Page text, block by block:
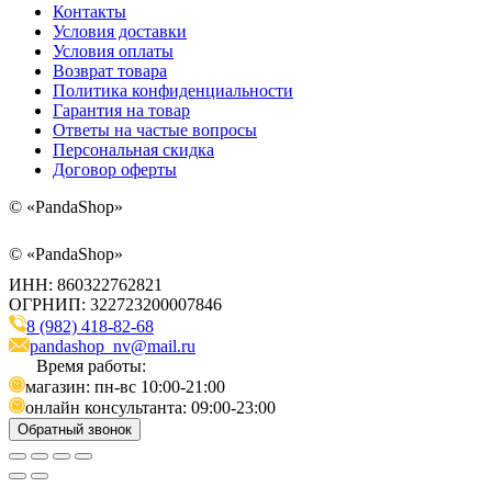
Контакты
Условия доставки
Условия оплаты
Возврат товара
Политика конфиденциальности
Гарантия на товар
Ответы на частые вопросы
Персональная скидка
Договор оферты
© «PandaShop»
© «PandaShop»
ИНН: 860322762821
ОГРНИП: 322723200007846
8 (982) 418-82-68
pandashop_nv@mail.ru
Время работы:
магазин: пн-вс 10:00-21:00
онлайн консультанта: 09:00-23:00
Обратный звонок